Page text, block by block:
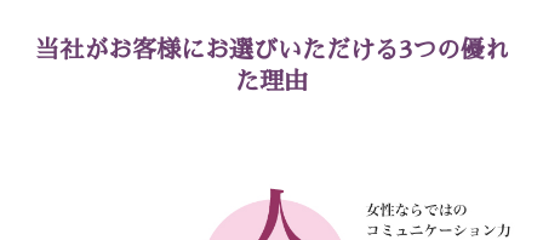
当社がお客様にお選びいただける3つの優れ
た理由